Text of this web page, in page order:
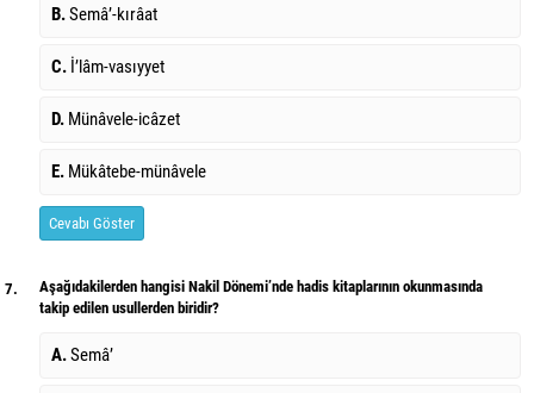
B.Semâ’-kırâat
C. İ’lâm-vasıyyet
D. Münâvele-icâzet
E. Mükâtebe-münâvele
Cevabı Göster
7.
Aşağıdakilerden hangisi Nakil Dönemi’nde hadis kitaplarının okunmasında
takip edilen usullerden biridir?
A.Semâ’